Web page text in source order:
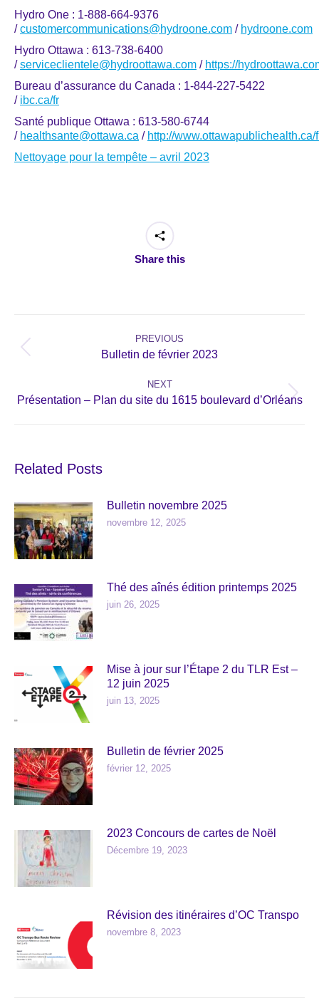
Hydro One : 1-888-664-9376
/customercommunications@hydroone.com / hydroone.com
Hydro Ottawa : 613-738-6400
/serviceclientele@hydroottawa.com / https://
Bureau d’assurance du Canada : 1-844-227-5422
/ ibc.ca/fr
Santé publique Ottawa : 613-580-6744
/ healthsante@ottawa.ca / http://www.ottawapublichealth.ca/
Nettoyage pour la tempête – avril 2023
Share this
navigation
PREVIOUS
Previous
Bulletin de février 2023
NEXT
Next
Présentation – Plan du site du 1615 boulevard d’Orléans
Related Posts
Bulletin novembre 2025
novembre 12, 2025
Thé des aînés édition printemps 2025
juin 26, 2025
Mise à jour sur l’Étape 2 du TLR Est –
12 juin 2025
juin 13, 2025
Bulletin de février 2025
février 12, 2025
2023 Concours de cartes de Noël
Décembre 19, 2023
Révision des itinéraires d’OC Transpo
novembre 8, 2023